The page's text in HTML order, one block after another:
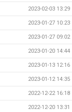
2023-02-03 13:29
2023-01-27 10:23
2023-01-27 09:02
2023-01-20 14:44
2023-01-13 12:16
2023-01-12 14:35
2022-12-22 16:18
2022-12-20 13:31